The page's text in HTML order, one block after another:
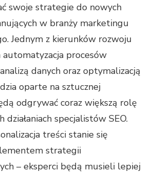
swoje strategie do nowych
w branży marketingu
Jednym z kierunków rozwoju
automatyzacja procesów
danych oraz optymalizacją
oparte na sztucznej
odgrywać coraz większą rolę
działaniach specjalistów SEO.
treści stanie się
strategii
– eksperci będą musieli lepiej